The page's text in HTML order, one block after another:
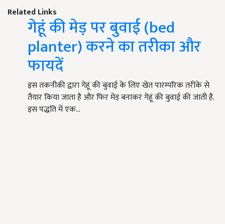
Related Links
गेहूं की मेड़ पर बुवाई (bed
planter) करने का तरीका और
फायदें
इस तकनीकी द्वारा गेहूं की बुवाई के लिए खेत पारम्परिक तरीके से
तैयार किया जाता है और फिर मेड़ बनाकर गेहूं की बुवाई की जाती है.
इस पद्धति में एक…